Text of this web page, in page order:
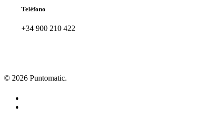
Teléfono
+34 900 210 422
© 2026 Puntomatic.